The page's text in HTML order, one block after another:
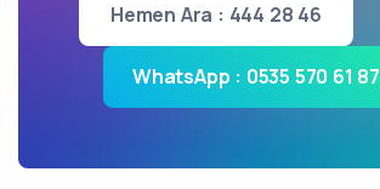
Hemen Ara : 444 28 46
WhatsApp : 0535 570 61 87